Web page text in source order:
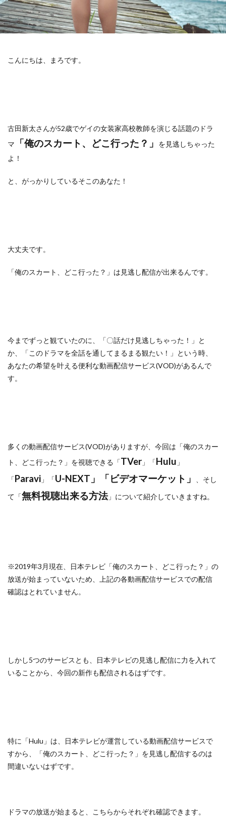
こんにちは、まろです。
古田新太さんが52歳でゲイの女装家高校教師を演じる話題のドラ
マ
「俺のスカート、どこ行った？ 」
を見逃しちゃった
よ！
と、がっかりしているそこのあなた！
大丈夫です。
「俺のスカート、どこ行った？」は見逃し配信が出来るんです。
今までずっと観ていたのに、「〇話だけ見逃しちゃった！」と
か、「このドラマを全話を通してまるまる観たい！」という時、
あなたの希望を叶える便利な動画配信サービス(VOD)があるんで
す。
多くの動画配信サービス(VOD)がありますが、今回は「俺のスカー
ト、どこ行った？」を視聴できる「TVer 」「Hulu 」
「Paravi 」「U-NEXT」「ビデオマーケット」
、そし
て「無料視聴出来る方法」について紹介していきますね。
※2019年3月現在、日本テレビ「俺のスカート、どこ行った？」の
放送が始まっていないため、上記の各動画配信サービスでの配信
確認はとれていません。
しかし5つのサービスとも、日本テレビの見逃し配信に力を入れて
いることから、今回の新作も配信されるはずです。
特に「Hulu」は、日本テレビが運営している動画配信サービスで
すから、「俺のスカート、どこ行った？」を見逃し配信するのは
間違いないはずです。
ドラマの放送が始まると、こちらからそれぞれ確認できます。